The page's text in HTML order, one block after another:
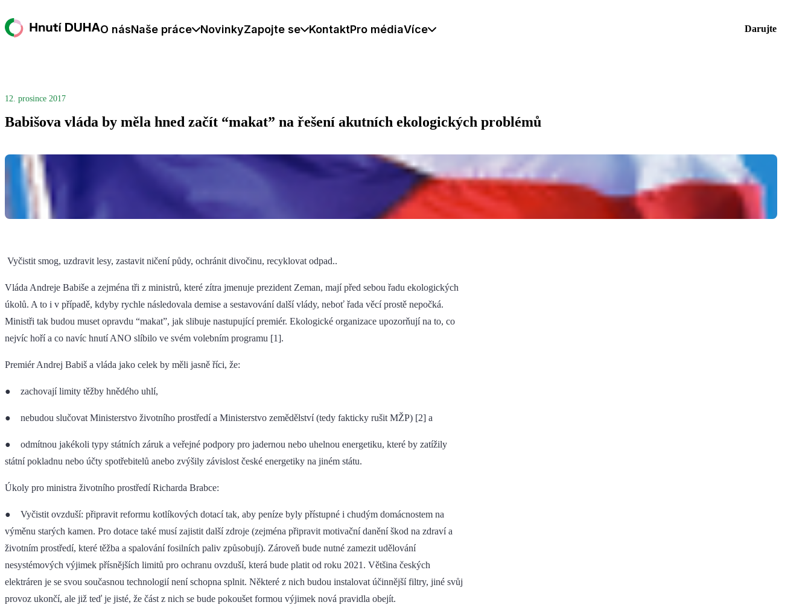
O násNaše práce NovinkyZapojte se KontaktPro médiaVíce Darujte
12. prosince 2017
Babišova vláda by měla hned začít “makat” na řešení akutních ekologických problémů
Vyčistit smog, uzdravit lesy, zastavit ničení půdy, ochránit divočinu, recyklovat odpad..
Vláda Andreje Babiše a zejména tři z ministrů, které zítra jmenuje prezident Zeman, mají před sebou řadu ekologických
úkolů. A to i v případě, kdyby rychle následovala demise a sestavování další vlády, neboť řada věcí prostě nepočká.
Ministři tak budou muset opravdu “makat”, jak slibuje nastupující premiér. Ekologické organizace upozorňují na to, co
nejvíc hoří a co navíc hnutí ANO slíbilo ve svém volebním programu [1].
Premiér Andrej Babiš a vláda jako celek by měli jasně říci, že:
● zachovají limity těžby hnědého uhlí,
● nebudou slučovat Ministerstvo životního prostředí a Ministerstvo zemědělství (tedy fakticky rušit MŽP) [2] a
● odmítnou jakékoli typy státních záruk a veřejné podpory pro jadernou nebo uhelnou energetiku, které by zatížily
státní pokladnu nebo účty spotřebitelů anebo zvýšily závislost české energetiky na jiném státu.
Úkoly pro ministra životního prostředí Richarda Brabce:
● Vyčistit ovzduší: připravit reformu kotlíkových dotací tak, aby peníze byly přístupné i chudým domácnostem na
výměnu starých kamen. Pro dotace také musí zajistit další zdroje (zejména připravit motivační danění škod na zdraví a
životním prostředí, které těžba a spalování fosilních paliv způsobují). Zároveň bude nutné zamezit udělování
nesystémových výjimek přísnějších limitů pro ochranu ovzduší, která bude platit od roku 2021. Většina českých
elektráren je se svou současnou technologií není schopna splnit. Některé z nich budou instalovat účinnější filtry, jiné svůj
provoz ukončí, ale již teď je jisté, že část z nich se bude pokoušet formou výjimek nová pravidla obejít.